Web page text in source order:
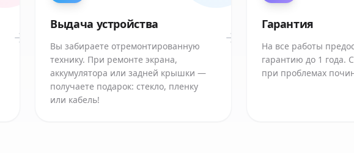
Выдача устройства
Вы забираете отремонтированную
технику. При ремонте экрана,
аккумулятора или задней крышки —
получаете подарок: стекло, пленку
или кабель!
Гарантия
На все работы
гарантию до 1 года.
при проблемах